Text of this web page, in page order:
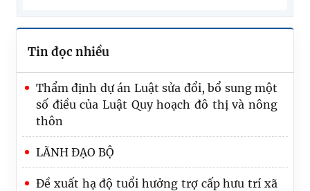
Tin đọc nhiều
Thẩm định dự án Luật sửa đổi, bổ sung một
số điều của Luật Quy hoạch đô thị và nông
thôn
LÃNH ĐẠO BỘ
Đề xuất hạ độ tuổi hưởng trợ cấp hưu trí xã